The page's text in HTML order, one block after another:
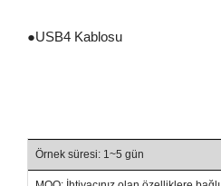
●USB4 Kablosu
Örnek süresi: 1~5 gün